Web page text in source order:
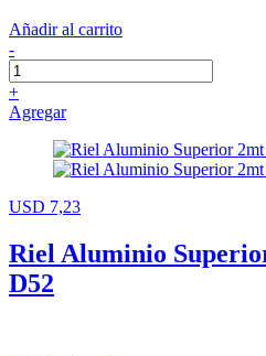
Añadir al carrito
-
+
Agregar
USD 7,23
Riel Aluminio
D52